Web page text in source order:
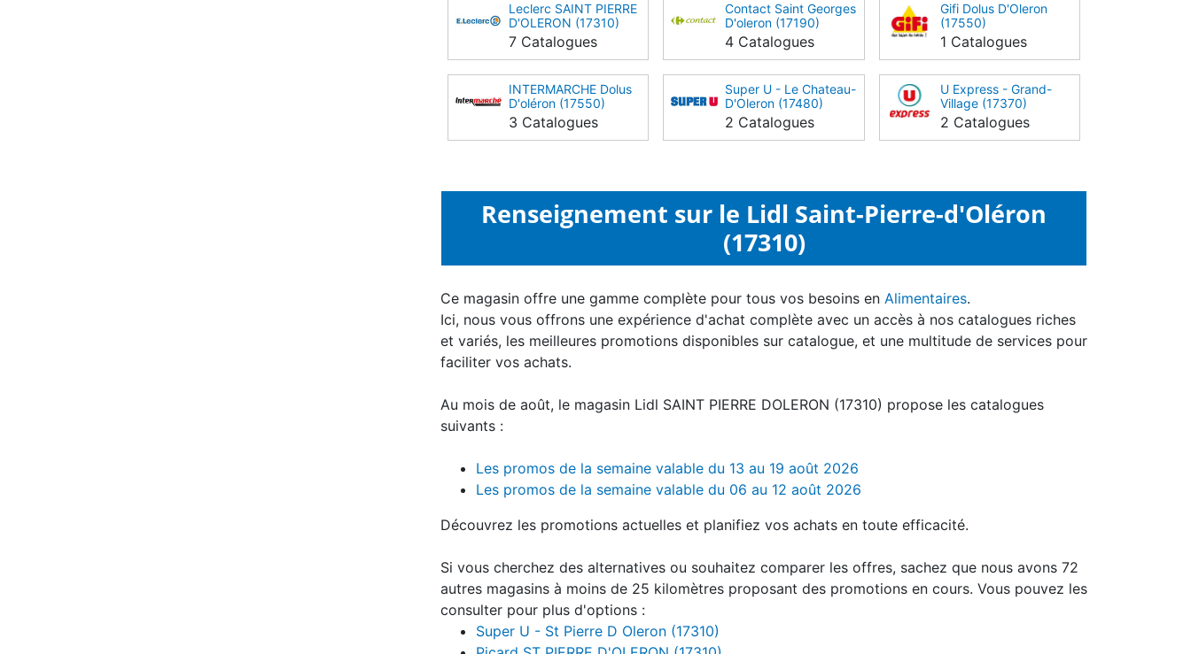
Leclerc SAINT PIERRE
D'OLERON (17310)
7 Catalogues
Contact Saint Georges
D'oleron (17190)
4 Catalogues
Gifi Dolus D'Oleron
(17550)
1 Catalogues
INTERMARCHE Dolus
D'oléron (17550)
3 Catalogues
Super U - Le Chateau-
D'Oleron (17480)
2 Catalogues
U Express - Grand-
Village (17370)
2 Catalogues
Renseignement sur le Lidl Saint-Pierre-d'Oléron
(17310)
Ce magasin offre une gamme complète pour tous vos besoins en Alimentaires.
Ici, nous vous offrons une expérience d'achat complète avec un accès à nos catalogues riches
et variés, les meilleures promotions disponibles sur catalogue, et une multitude de services pour
faciliter vos achats.
Au mois de août, le magasin Lidl SAINT PIERRE DOLERON (17310) propose les catalogues
suivants :
Les promos de la semaine valable du 13 au 19 août 2026
Les promos de la semaine valable du 06 au 12 août 2026
Découvrez les promotions actuelles et planifiez vos achats en toute efficacité.
Si vous cherchez des alternatives ou souhaitez comparer les offres, sachez que nous avons 72
autres magasins à moins de 25 kilomètres proposant des promotions en cours. Vous pouvez les
consulter pour plus d'options :
Super U - St Pierre D Oleron (17310)